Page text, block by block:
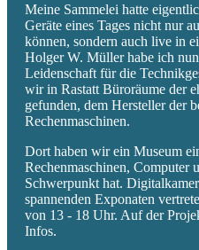
Meine Sammelei hatte
Geräte eines Tages nicht nur
können, sondern auch live in
Holger W. Müller habe ich
Leidenschaft für die
wir in Rastatt Büroräume der
gefunden, dem Hersteller der
Rechenmaschinen.
Dort haben wir ein Museum
Rechenmaschinen, Computer
Schwerpunkt hat.
spannenden Exponaten
von 13 - 18 Uhr. Auf der
Infos.